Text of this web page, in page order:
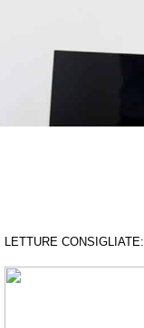
LETTURE CONSIGLIATE: